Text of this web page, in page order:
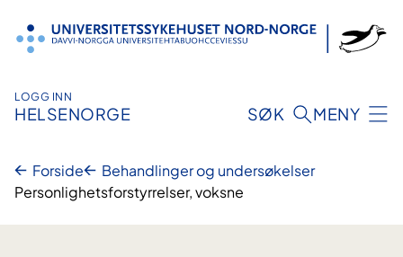
innhold
LOGG INN
HELSENORGE SØK MENY
Forside
Behandlinger og undersøkelser
Personlighetsforstyrrelser, voksne